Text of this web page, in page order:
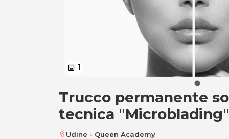
image 1
Trucco
Trucco permanente
tecnica "Microblading"
location_on Udine - Queen Academy